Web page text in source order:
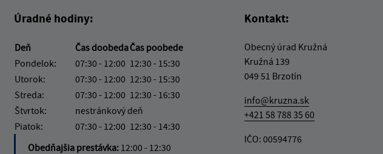
Úradné hodiny:
Deň Čas doobedaČas poobede
Pondelok:
07:30 - 12:00 12:30 - 15:30
Utorok:
07:30 - 12:00 12:30 - 15:30
Streda:
07:30 - 12:00 12:30 - 16:30
Štvrtok:
nestránkový deň
Piatok:
07:30 - 12:00 12:30 - 14:30
Obedňajšia prestávka: 12:00 - 12:30
Kontakt:
Obecný úrad Kružná
Kružná 139
049 51 Brzotín
info@kruzna.sk
+421 58 788 35 60
IČO: 00594776